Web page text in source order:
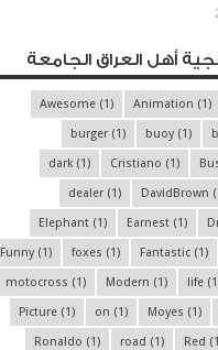
حجية أهل العراق الجامعة
Animation (1)
Awesome (1)
buoy(1)
burger (1)
Cristiano (1)
dark (1)
DavidBrown
dealer (1)
Earnest (1)
Elephant (1)
Fantastic (1)
foxes (1)
Funny(1)
life
Modern (1)
motocross (1)
Moyes (1)
on (1)
Picture (1)
Red
road (1)
Ronaldo (1)